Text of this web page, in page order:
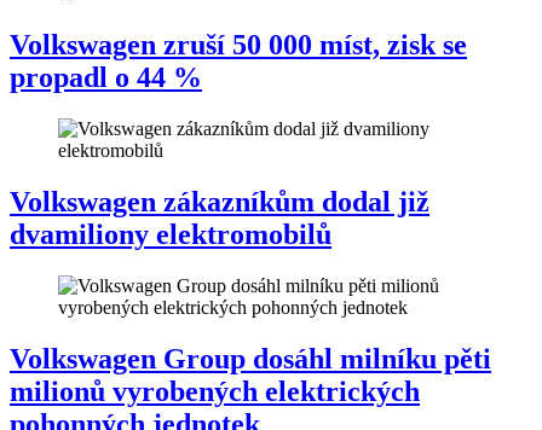
Volkswagen zruší 50 000 míst, zisk se
propadl o 44 %
Volkswagen zákazníkům dodal již
dvamiliony elektromobilů
Volkswagen Group dosáhl milníku pěti
milionů vyrobených elektrických